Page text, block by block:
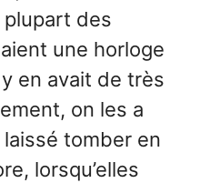
plupart des
une horloge
en avait de très
on les a
tomber en
lorsqu’elles